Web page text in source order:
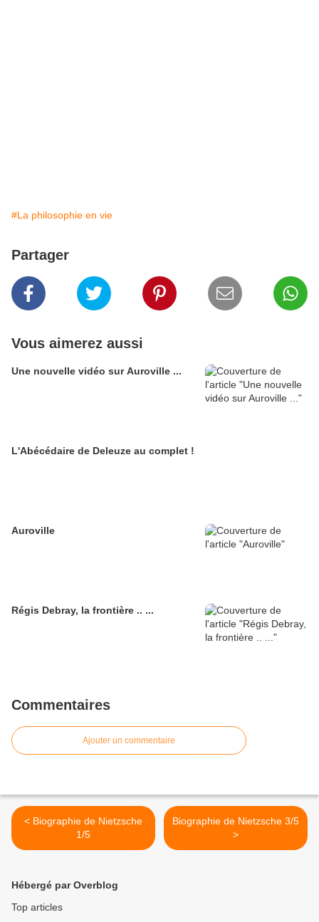
#La philosophie en vie
Partager
Vous aimerez aussi
Une nouvelle vidéo sur Auroville ...
L'Abécédaire de Deleuze au complet !
Auroville
Régis Debray, la frontière .. ...
Commentaires
Ajouter un commentaire
< Biographie de Nietzsche
1/5
Biographie de Nietzsche 3/5
>
Hébergé par Overblog
Top articles